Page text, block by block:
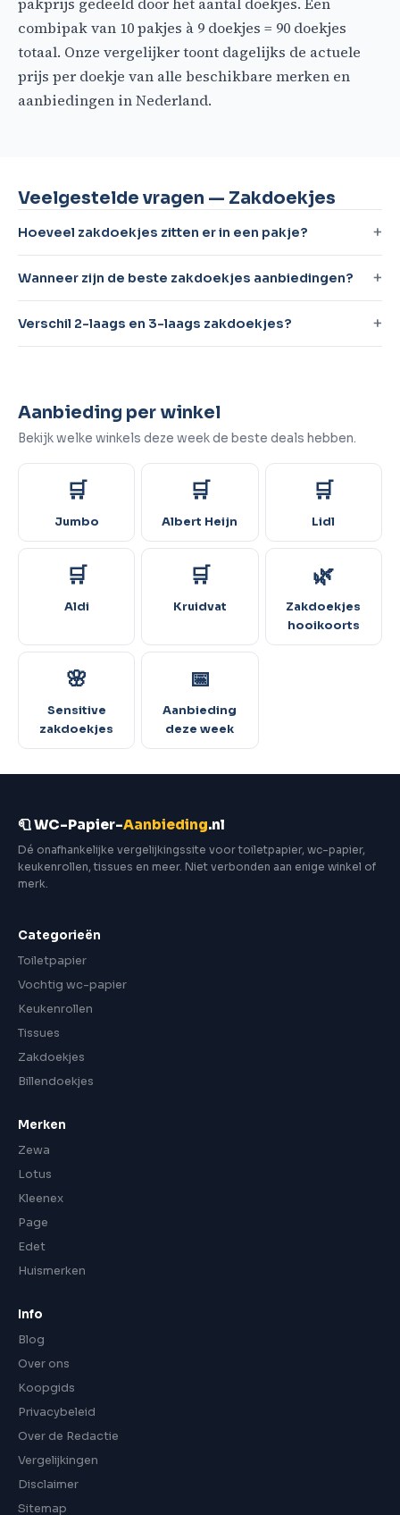
combipak van 10 pakjes à 9 doekjes = 90 doekjes
totaal. Onze vergelijker toont dagelijks de actuele
prijs per doekje van alle beschikbare merken en
aanbiedingen in Nederland.
Veelgestelde vragen — Zakdoekjes
Hoeveel zakdoekjes zitten er in een pakje?
Wanneer zijn de beste zakdoekjes aanbiedingen?
Verschil 2-laags en 3-laags zakdoekjes?
Aanbieding per winkel
Bekijk welke winkels deze week de beste deals hebben.
🛒
Jumbo
🛒
Albert Heijn
🛒
Lidl
🛒
Aldi
🛒
Kruidvat
🌿
Zakdoekjes
hooikoorts
🌸
Sensitive
zakdoekjes
📅
Aanbieding
deze week
🧻 WC-Papier-Aanbieding.nl
Dé onafhankelijke vergelijkingssite voor toiletpapier, wc-papier,
keukenrollen, tissues en meer. Niet verbonden aan enige winkel of
merk.
Categorieën
Toiletpapier
Vochtig wc-papier
Keukenrollen
Tissues
Zakdoekjes
Billendoekjes
Merken
Zewa
Lotus
Kleenex
Page
Edet
Huismerken
Info
Blog
Over ons
Koopgids
Privacybeleid
Over de Redactie
Vergelijkingen
Disclaimer
Sitemap